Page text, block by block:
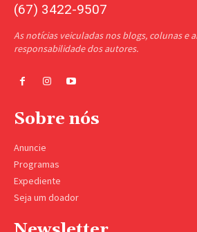
(67) 3422-9507
As notícias veiculadas nos blogs, colunas e
responsabilidade dos autores.
Sobre nós
Anuncie
Programas
Expediente
Seja um doador